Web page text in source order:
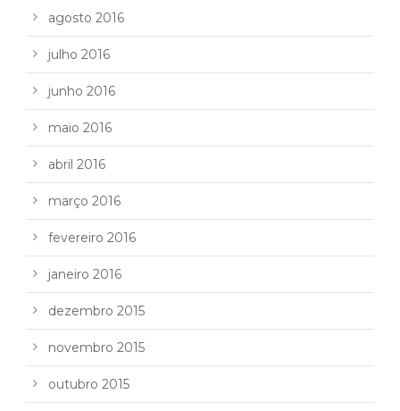
agosto 2016
julho 2016
junho 2016
maio 2016
abril 2016
março 2016
fevereiro 2016
janeiro 2016
dezembro 2015
novembro 2015
outubro 2015